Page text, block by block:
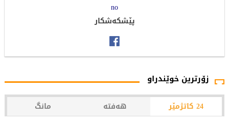
no
پێشکەشکار
زۆرترین خوێندراو
24 کاتژمێر هەفتە مانگ